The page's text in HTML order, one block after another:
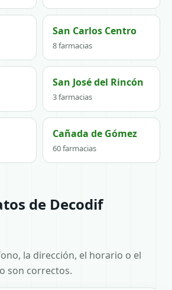
San Carlos Centro
8 farmacias
San José del Rincón
3 farmacias
Cañada de Gómez
60 farmacias
de Decodif
la dirección, el horario o el
son correctos.